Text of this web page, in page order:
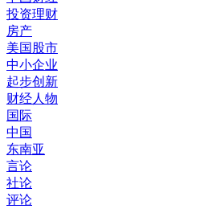
投资理财
房产
美国股市
中小企业
起步创新
财经人物
国际
中国
东南亚
言论
社论
评论